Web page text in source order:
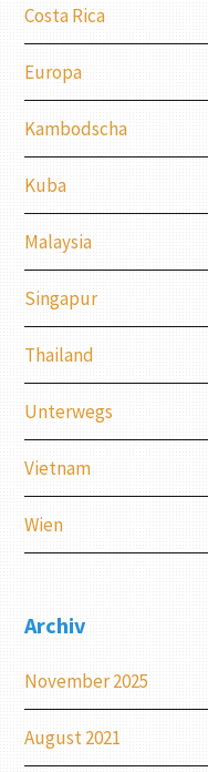
Costa Rica
Europa
Kambodscha
Kuba
Malaysia
Singapur
Thailand
Unterwegs
Vietnam
Wien
Archiv
November 2025
August 2021